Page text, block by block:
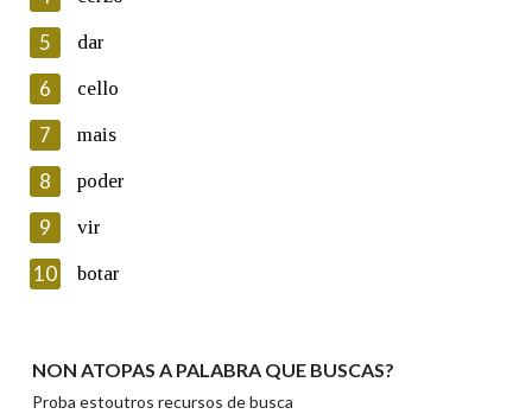
Lin e acepto as condicións da política de
Introduce o código que aparece na imaxe:
Texto de verificación
Enviar
5 dar
6 cello
7 mais
8 poder
9 vir
10 botar
NON ATOPAS A PALABRA QUE BUSCAS?
Proba estoutros recursos de busca